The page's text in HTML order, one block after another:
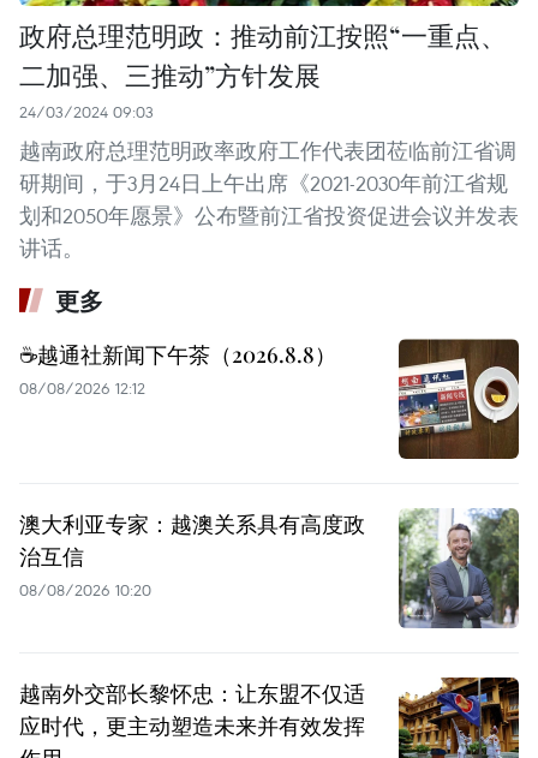
政府总理范明政：推动前江按照“一重点、
二加强、三推动”方针发展
24/03/2024 09:03
越南政府总理范明政率政府工作代表团莅临前江省调
研期间，于3月24日上午出席《2021-2030年前江省规
划和2050年愿景》公布暨前江省投资促进会议并发表
讲话。
更多
☕️越通社新闻下午茶（2026.8.8）
08/08/2026 12:12
澳大利亚专家：越澳关系具有高度政
治互信
08/08/2026 10:20
越南外交部长黎怀忠：让东盟不仅适
应时代，更主动塑造未来并有效发挥